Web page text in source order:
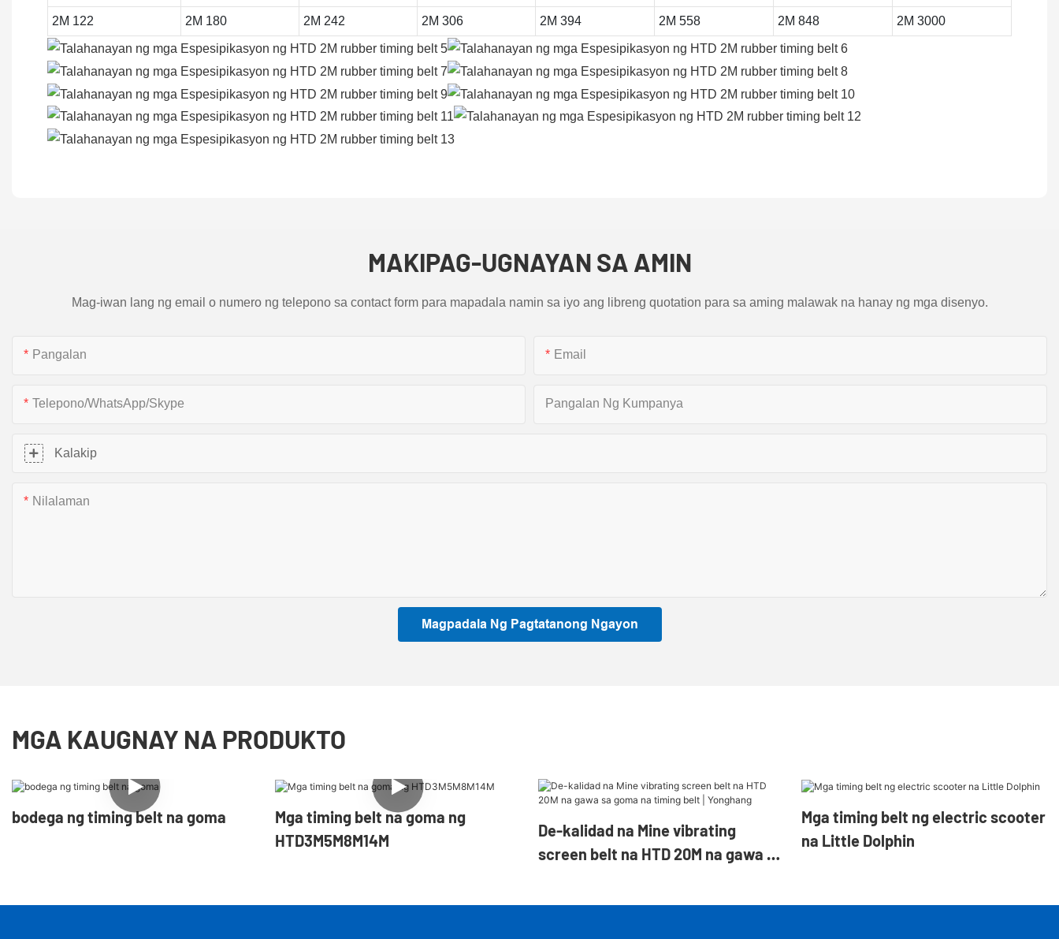
2M 122 2M 180 2M 242 2M 306 2M 394 2M 558 2M 848 2M 3000
MAKIPAG-UGNAYAN SA AMIN
Mag-iwan lang ng email o numero ng telepono sa contact form para mapadala namin sa iyo ang libreng quotation para sa aming malawak na hanay ng mga disenyo.
Pangalan Email
Telepono/WhatsApp/Skype Pangalan Ng Kumpanya
Kalakip
Nilalaman
Magpadala Ng Pagtatanong Ngayon
MGA KAUGNAY NA PRODUKTO
bodega ng timing belt na goma
Mga timing belt na goma ng
HTD3M5M8M14M
De-kalidad na Mine vibrating
screen belt na HTD 20M na gawa sa
Mga timing belt ng electric scooter
na Little Dolphin